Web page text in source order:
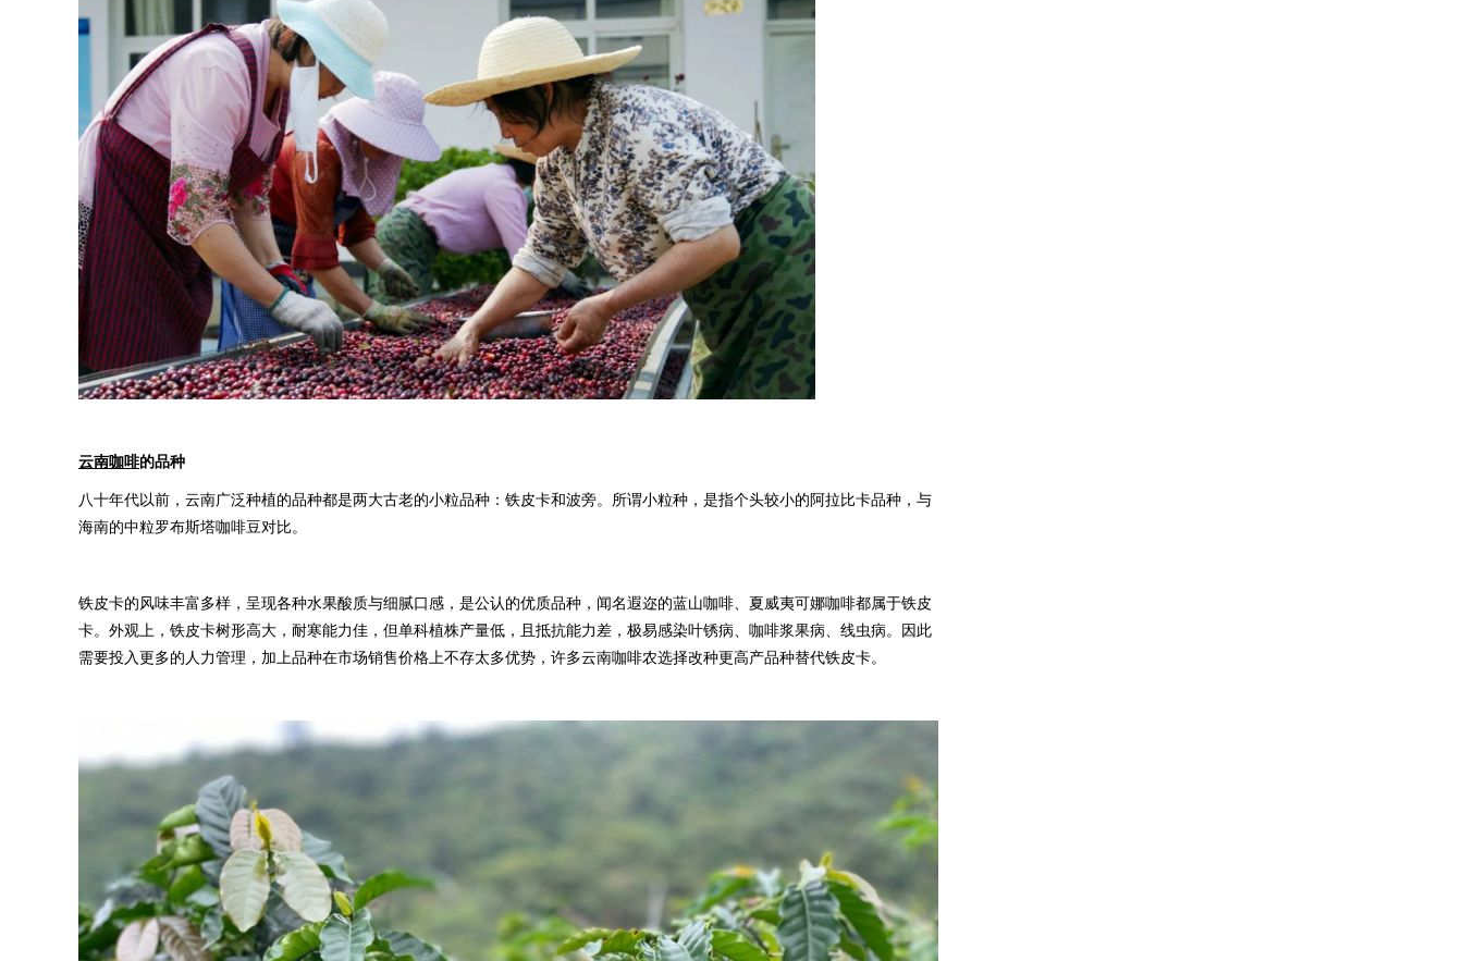
云南咖啡的品种
八十年代以前，云南广泛种植的品种都是两大古老的小粒品种：铁皮卡和波旁。所谓小粒种，是指个头较小的阿拉比卡品种，与
海南的中粒罗布斯塔咖啡豆对比。
铁皮卡的风味丰富多样，呈现各种水果酸质与细腻口感，是公认的优质品种，闻名遐迩的蓝山咖啡、夏威夷可娜咖啡都属于铁皮
卡。外观上，铁皮卡树形高大，耐寒能力佳，但单科植株产量低，且抵抗能力差，极易感染叶锈病、咖啡浆果病、线虫病。因此
需要投入更多的人力管理，加上品种在市场销售价格上不存太多优势，许多云南咖啡农选择改种更高产品种替代铁皮卡。